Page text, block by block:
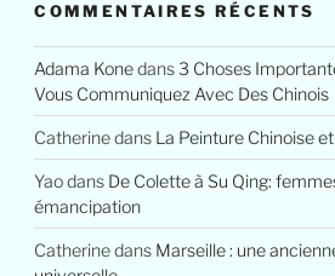
COMMENTAIRES RÉCENTS
Adama Konedans3 Choses
Vous Communiquez Avec Des Chinois
Catherinedans La Peinture Chinoise
Yaodans De Colette à Su Qing:
émancipation
Catherinedans Marseille : une